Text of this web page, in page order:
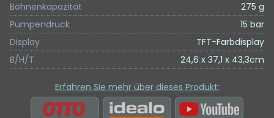
Bohnenkapazität
275 g
Pumpendruck
15 bar
Display
TFT-Farbdisplay
B/H/T
24,6 x 37,1 x 43,3cm
Erfahren Sie mehr über dieses Produkt: